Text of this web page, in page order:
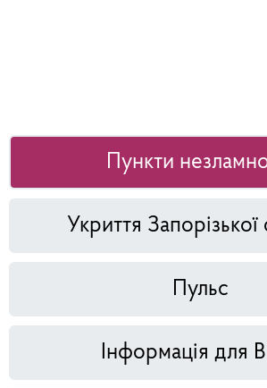
Пункти
Укриття Запорізької
Пульс
Інформація для